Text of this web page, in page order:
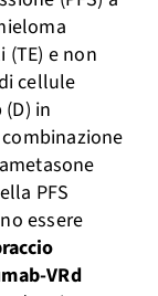
e non
cellule
in
PFS
essere
VRd